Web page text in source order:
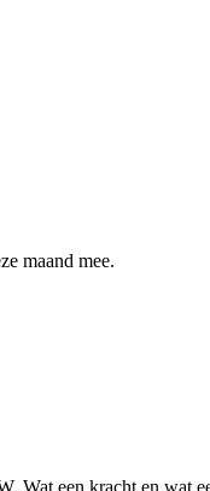
maand mee.
Wat een kracht en wat